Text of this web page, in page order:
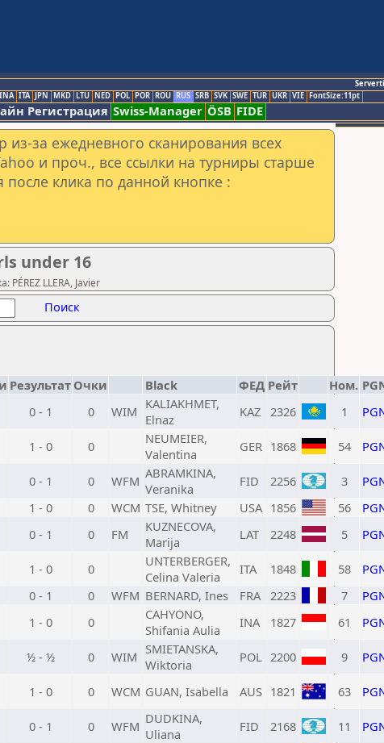
INA ITA JPN MKD LTU NED POL POR ROU RUS SRB SVK SWE TUR UKR VIE FontSize:11pt
Регистрация Swiss-Manager ÖSB FIDE
из-за ежедневного сканирования всех
и проч., все ссылки на турниры старше
клика по данной кнопке :
under 16
LLERA, Javier
Поиск
Результат Очки Black ФЕД Рейт Ном.
0 - 1 0 WIM KALIAKHMET,
Elnaz
KAZ 2326 1
1 - 0 0
NEUMEIER,
Valentina
GER 1868 54
0 - 1 0 WFM ABRAMKINA,
Veranika
FID 2256 3
1 - 0 0 WCM TSE, Whitney USA 1856 56
0 - 1 0 FM
KUZNECOVA,
Marija
LAT 2248 5
1 - 0 0
UNTERBERGER,
Celina Valeria
ITA 1848 58
0 - 1 0 WFM BERNARD, Ines FRA 2223 7
1 - 0 0
CAHYONO,
Shifania Aulia
INA 1827 61
½ - ½ 0 WIM SMIETANSKA,
Wiktoria
POL 2200 9
1 - 0 0 WCM GUAN, Isabella AUS 1821 63
0 - 1 0 WFM DUDKINA,
Uliana
FID 2168 11